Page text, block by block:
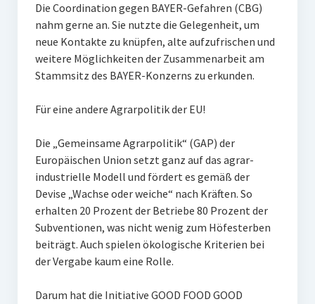
Die Coordination gegen BAYER-Gefahren (CBG)
nahm gerne an. Sie nutzte die Gelegenheit, um
neue Kontakte zu knüpfen, alte aufzufrischen und
weitere Möglichkeiten der Zusammenarbeit am
Stammsitz des BAYER-Konzerns zu erkunden.
Für eine andere Agrarpolitik der EU!
Die „Gemeinsame Agrarpolitik“ (GAP) der
Europäischen Union setzt ganz auf das agrar-
industrielle Modell und fördert es gemäß der
Devise „Wachse oder weiche“ nach Kräften. So
erhalten 20 Prozent der Betriebe 80 Prozent der
Subventionen, was nicht wenig zum Höfesterben
beiträgt. Auch spielen ökologische Kriterien bei
der Vergabe kaum eine Rolle.
Darum hat die Initiative GOOD FOOD GOOD